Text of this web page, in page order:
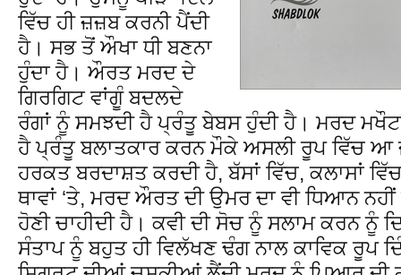
ਵਿੱਚ ਹੀ ਜ਼ਜ਼ਬ ਕਰਨੀ ਪੈਂਦੀ
ਹੈ। ਸਭ ਤੋਂ ਔਖਾ ਧੀ ਬਣਨਾ
ਹੁੰਦਾ ਹੈ। ਔਰਤ ਮਰਦ ਦੇ
ਗਿਰਗਿਟ ਵਾਂਗੂੰ ਬਦਲਦੇ
ਰੰਗਾਂ ਨੂੰ ਸਮਝਦੀ ਹੈ ਪ੍ਰੰਤੂ ਬੇਬਸ ਹੁੰਦੀ ਹੈ। ਮਰਦ
ਹੈ ਪ੍ਰੰਤੂ ਬਲਾਤਕਾਰ ਕਰਨ ਮੌਕੇ ਅਸਲੀ ਰੂਪ ਵਿੱਚ ਆ
ਹਰਕਤ ਬਰਦਾਸ਼ਤ ਕਰਦੀ ਹੈ, ਬੱਸਾਂ ਵਿੱਚ, ਕਲਾਸਾਂ
ਥਾਵਾਂ ‘ਤੇ, ਮਰਦ ਔਰਤ ਦੀ ਉਮਰ ਦਾ ਵੀ ਧਿਆਨ
ਹੋਣੀ ਚਾਹੀਦੀ ਹੈ। ਕਵੀ ਦੀ ਸੋਚ ਨੂੰ ਸਲਾਮ ਕਰਨ ਨੂੰ
ਸੰਤਾਪ ਨੂੰ ਬਹੁਤ ਹੀ ਵਿਲੱਖਣ ਢੰਗ ਨਾਲ ਕਾਵਿਕ ਰੂਪ